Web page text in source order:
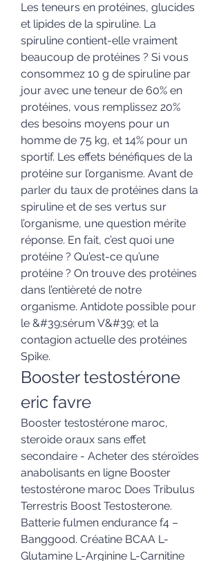
Les teneurs en protéines, glucides
et lipides de la spiruline. La
spiruline contient-elle vraiment
beaucoup de protéines ? Si vous
consommez 10 g de spiruline par
jour avec une teneur de 60% en
protéines, vous remplissez 20%
des besoins moyens pour un
homme de 75 kg, et 14% pour un
sportif. Les effets bénéfiques de la
protéine sur l’organisme. Avant de
parler du taux de protéines dans la
spiruline et de ses vertus sur
l’organisme, une question mérite
réponse. En fait, c’est quoi une
protéine ? Qu’est-ce qu’une
protéine ? On trouve des protéines
dans l’entièreté de notre
organisme. Antidote possible pour
le &#39;sérum V&#39; et la
contagion actuelle des protéines
Spike.
Booster testostérone
eric favre
Booster testostérone maroc,
steroide oraux sans effet
secondaire - Acheter des stéroïdes
anabolisants en ligne Booster
testostérone maroc Does Tribulus
Terrestris Boost Testosterone.
Batterie fulmen endurance f4 –
Banggood. Créatine BCAA L-
Glutamine L-Arginine L-Carnitine